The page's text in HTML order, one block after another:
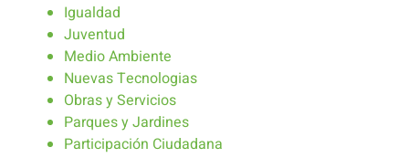
Igualdad
Juventud
Medio Ambiente
Nuevas Tecnologias
Obras y Servicios
Parques y Jardines
Participación Ciudadana